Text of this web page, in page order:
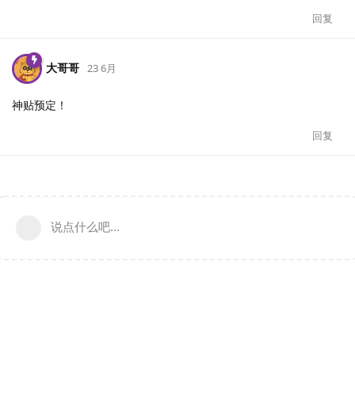
回复
大哥哥 23 6月
神贴预定！
回复
说点什么吧...